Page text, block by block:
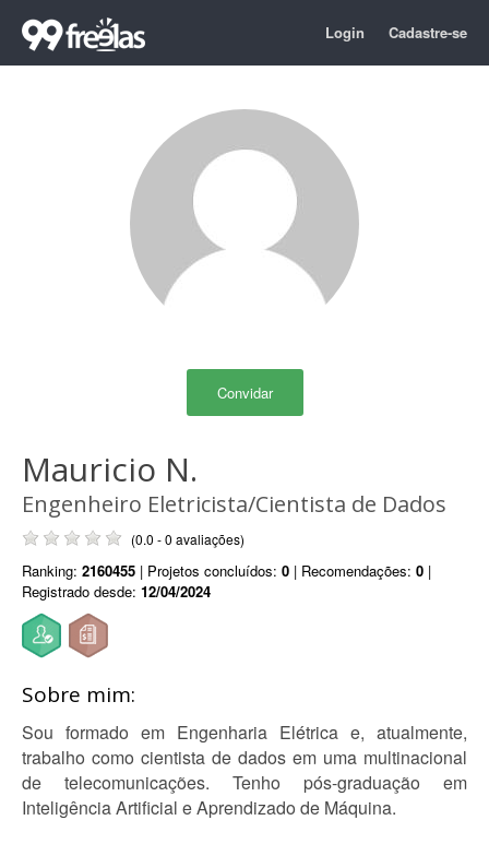
Login Cadastre-se
Convidar
Mauricio N.
Engenheiro Eletricista/Cientista de Dados
(0.0 - 0 avaliações)
Ranking: 2160455 | Projetos concluídos: 0 | Recomendações: 0 |
Registrado desde: 12/04/2024
Sobre mim:
Sou formado em Engenharia Elétrica e, atualmente,
trabalho como cientista de dados em uma multinacional
de telecomunicações. Tenho pós-graduação em
Inteligência Artificial e Aprendizado de Máquina.